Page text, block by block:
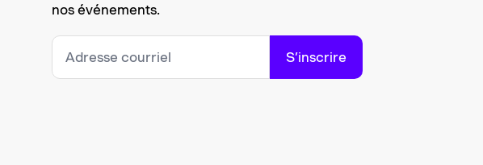
nos événements.
S’inscrire